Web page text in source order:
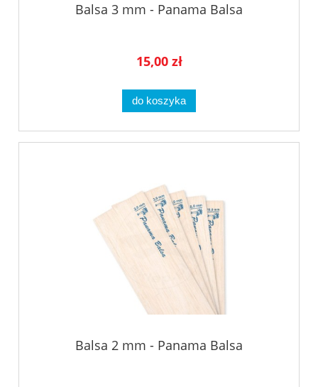
Balsa 3 mm - Panama Balsa
15,00 zł
do koszyka
Balsa 2 mm - Panama Balsa